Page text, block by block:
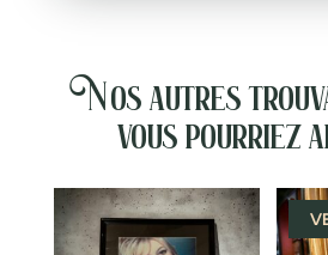
Nos autres
vous pourriez